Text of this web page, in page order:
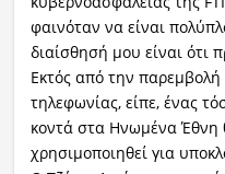
φαινόταν να είναι
διαίσθησή μου είναι ότι
Εκτός από την παρεμβολή
τηλεφωνίας, είπε, ένας
κοντά στα Ηνωμένα Έθνη
χρησιμοποιηθεί για